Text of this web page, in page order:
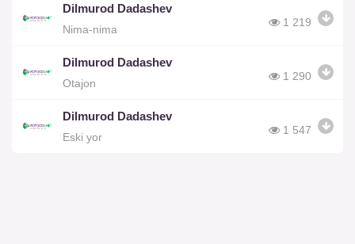
Dilmurod Dadashev
Nima-nima
1 219
Dilmurod Dadashev
Otajon
1 290
Dilmurod Dadashev
Eski yor
1 547